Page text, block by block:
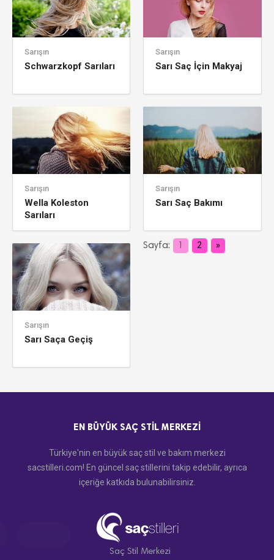
Sarışın
Schwarzkopf Sarıları
Sarışın
Sarı Saç İçin Makyaj
Sarışın
Wella Koleston
Sarıları
Sarışın
Sarı Saç Bakımı
Sarışın
Sarı Saça Geçiş
Sayfa: 2 »
EN BÜYÜK SAÇ STIL MERKEZI
Türkiye'nin en büyük saç stil ve bakım merkezi
sacstilleri.com! En güncel saç stillerini takip edebilir, ayrıca
içeriğe katkıda bulunabilirsiniz.
Saç Stil Merkezi